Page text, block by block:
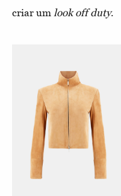
criar um look off duty.